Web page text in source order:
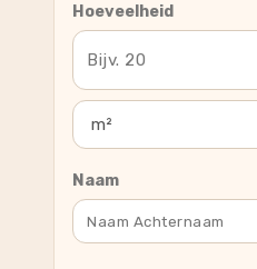
Hoeveelheid
Naam